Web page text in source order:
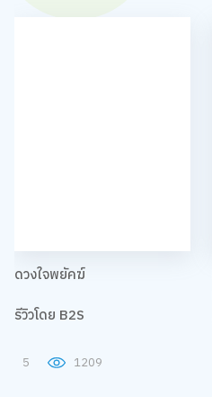
ดวงใจพยัคฆ์
รีวิวโดย B2S
5 1209